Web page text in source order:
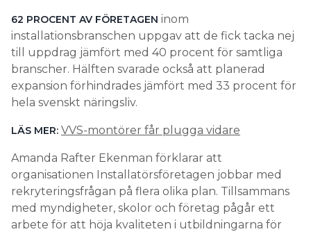
62 PROCENT AV FÖRETAGEN inom
installationsbranschen uppgav att de fick tacka nej
till uppdrag jämfört med 40 procent för samtliga
branscher. Hälften svarade också att planerad
expansion förhindrades jämfört med 33 procent för
hela svenskt näringsliv.
LÄS MER: VVS-montörer får plugga vidare
Amanda Rafter Ekenman förklarar att
organisationen Installatörsföretagen jobbar med
rekryteringsfrågan på flera olika plan. Tillsammans
med myndigheter, skolor och företag pågår ett
arbete för att höja kvaliteten i utbildningarna för